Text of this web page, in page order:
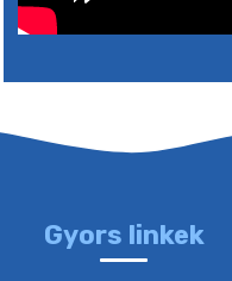
Gyors linkek